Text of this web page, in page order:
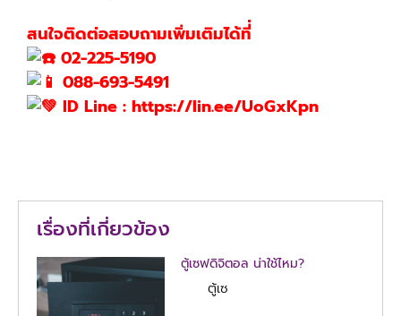
สนใจติดต่อสอบถามเพิ่มเติมได้ที่่
02-225-5190
088-693-5491
ID Line : https://lin.ee/UoGxKpn
เรื่องที่เกี่ยวข้อง
ตู้เซฟดิจิตอล น่าใช้ไหม?
ตู้เซ